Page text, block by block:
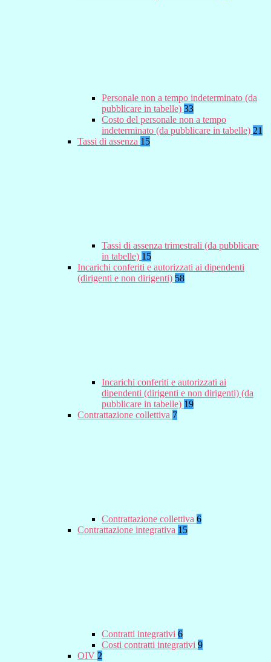
Personale non a tempo indeterminato (da
pubblicare in tabelle) 33
Costo del personale non a tempo
indeterminato (da pubblicare in tabelle) 21
Tassi di assenza 15
Tassi di assenza trimestrali (da pubblicare
in tabelle) 15
Incarichi conferiti e autorizzati ai dipendenti
(dirigenti e non dirigenti) 58
Incarichi conferiti e autorizzati ai
dipendenti (dirigenti e non dirigenti) (da
pubblicare in tabelle) 19
Contrattazione collettiva 7
Contrattazione collettiva 6
Contrattazione integrativa 15
Contratti integrativi 6
Costi contratti integrativi 9
OIV 2